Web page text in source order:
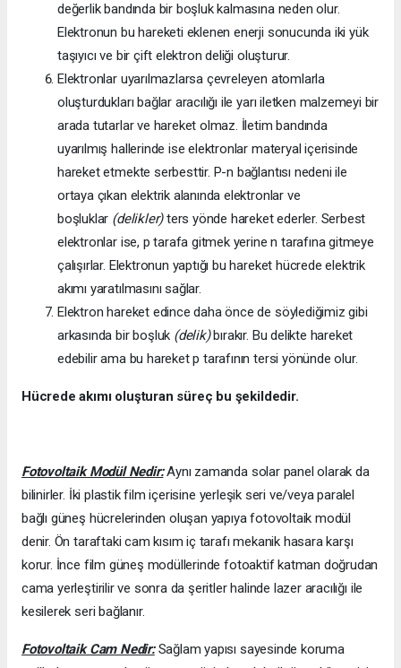
değerlik bandında bir boşluk kalmasına neden olur.
Elektronun bu hareketi eklenen enerji sonucunda iki yük
taşıyıcı ve bir çift elektron deliği oluşturur.
Elektronlar uyarılmazlarsa çevreleyen atomlarla
oluşturdukları bağlar aracılığı ile yarı iletken malzemeyi bir
arada tutarlar ve hareket olmaz. İletim bandında
uyarılmış hallerinde ise elektronlar materyal içerisinde
hareket etmekte serbesttir. P-n bağlantısı nedeni ile
ortaya çıkan elektrik alanında elektronlar ve
boşluklar (delikler)ters yönde hareket ederler. Serbest
elektronlar ise, p tarafa gitmek yerine n tarafına gitmeye
çalışırlar. Elektronun yaptığı bu hareket hücrede elektrik
akımı yaratılmasını sağlar.
Elektron hareket edince daha önce de söylediğimiz gibi
arkasında bir boşluk (delik)bırakır. Bu delikte hareket
edebilir ama bu hareket p tarafının tersi yönünde olur.
Hücrede akımı oluşturan süreç bu şekildedir.
Fotovoltaik Modül Nedir:Aynı zamanda solar panel olarak da
bilinirler. İki plastik film içerisine yerleşik seri ve/veya paralel
bağlı güneş hücrelerinden oluşan yapıya fotovoltaik modül
denir. Ön taraftaki cam kısım iç tarafı mekanik hasara karşı
korur. İnce film güneş modüllerinde fotoaktif katman doğrudan
cama yerleştirilir ve sonra da şeritler halinde lazer aracılığı ile
kesilerek seri bağlanır.
Fotovoltaik Cam Nedir:Sağlam yapısı sayesinde koruma